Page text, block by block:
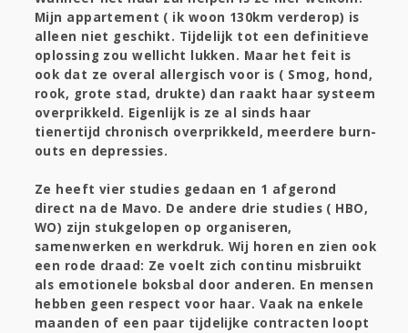
Mijn appartement ( ik woon 130km verderop) is
alleen niet geschikt. Tijdelijk tot een definitieve
oplossing zou wellicht lukken. Maar het feit is
ook dat ze overal allergisch voor is ( Smog, hond,
rook, grote stad, drukte) dan raakt haar systeem
overprikkeld. Eigenlijk is ze al sinds haar
tienertijd chronisch overprikkeld, meerdere burn-
outs en depressies.
Ze heeft vier studies gedaan en 1 afgerond
direct na de Mavo. De andere drie studies ( HBO,
WO) zijn stukgelopen op organiseren,
samenwerken en werkdruk. Wij horen en zien ook
een rode draad: Ze voelt zich continu misbruikt
als emotionele boksbal door anderen. En mensen
hebben geen respect voor haar. Vaak na enkele
maanden of een paar tijdelijke contracten loopt